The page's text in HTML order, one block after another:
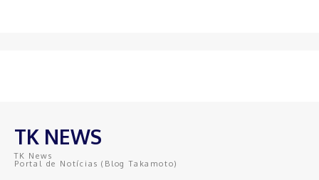
TK NEWS
TK News
Portal de Notícias (Blog Takamoto)